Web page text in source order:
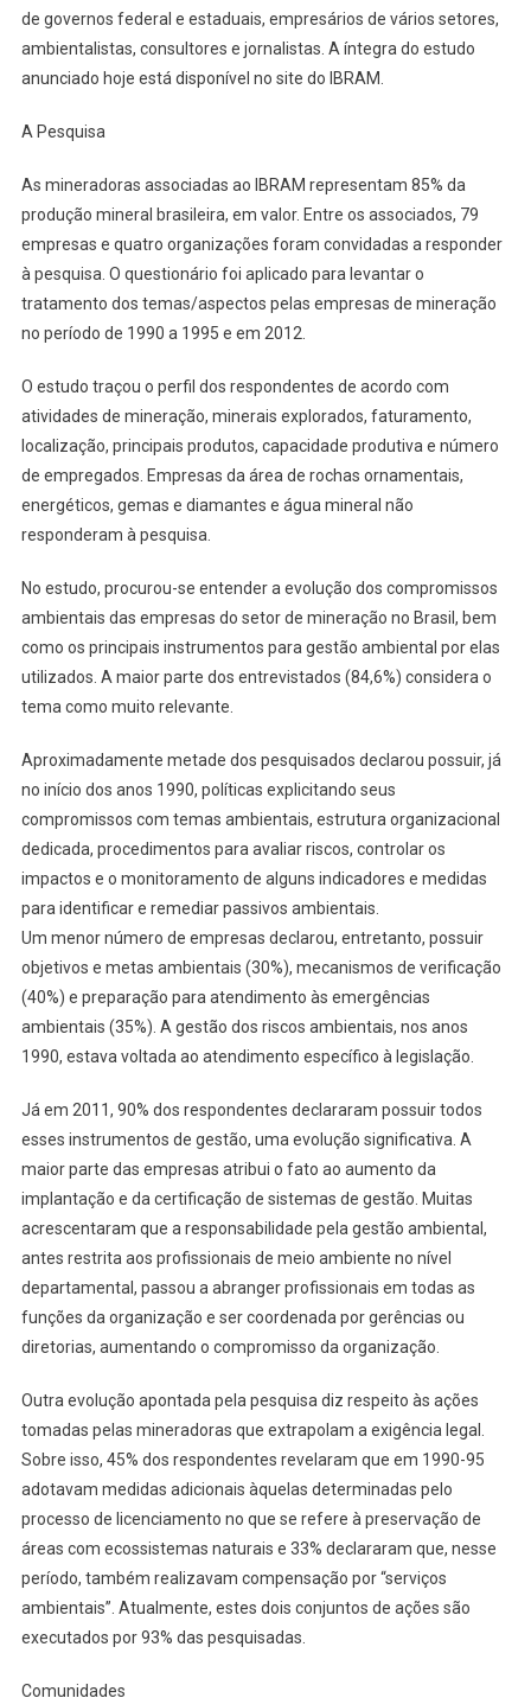
de governos federal e estaduais, empresários de vários setores,
ambientalistas, consultores e jornalistas. A íntegra do estudo
anunciado hoje está disponível no site do IBRAM.
A Pesquisa
As mineradoras associadas ao IBRAM representam 85% da
produção mineral brasileira, em valor. Entre os associados, 79
empresas e quatro organizações foram convidadas a responder
à pesquisa. O questionário foi aplicado para levantar o
tratamento dos temas/aspectos pelas empresas de mineração
no período de 1990 a 1995 e em 2012.
O estudo traçou o perfil dos respondentes de acordo com
atividades de mineração, minerais explorados, faturamento,
localização, principais produtos, capacidade produtiva e número
de empregados. Empresas da área de rochas ornamentais,
energéticos, gemas e diamantes e água mineral não
responderam à pesquisa.
No estudo, procurou-se entender a evolução dos compromissos
ambientais das empresas do setor de mineração no Brasil, bem
como os principais instrumentos para gestão ambiental por elas
utilizados. A maior parte dos entrevistados (84,6%) considera o
tema como muito relevante.
Aproximadamente metade dos pesquisados declarou possuir, já
no início dos anos 1990, políticas explicitando seus
compromissos com temas ambientais, estrutura organizacional
dedicada, procedimentos para avaliar riscos, controlar os
impactos e o monitoramento de alguns indicadores e medidas
para identificar e remediar passivos ambientais.
Um menor número de empresas declarou, entretanto, possuir
objetivos e metas ambientais (30%), mecanismos de verificação
(40%) e preparação para atendimento às emergências
ambientais (35%). A gestão dos riscos ambientais, nos anos
1990, estava voltada ao atendimento específico à legislação.
Já em 2011, 90% dos respondentes declararam possuir todos
esses instrumentos de gestão, uma evolução significativa. A
maior parte das empresas atribui o fato ao aumento da
implantação e da certificação de sistemas de gestão. Muitas
acrescentaram que a responsabilidade pela gestão ambiental,
antes restrita aos profissionais de meio ambiente no nível
departamental, passou a abranger profissionais em todas as
funções da organização e ser coordenada por gerências ou
diretorias, aumentando o compromisso da organização.
Outra evolução apontada pela pesquisa diz respeito às ações
tomadas pelas mineradoras que extrapolam a exigência legal.
Sobre isso, 45% dos respondentes revelaram que em 1990-95
adotavam medidas adicionais àquelas determinadas pelo
processo de licenciamento no que se refere à preservação de
áreas com ecossistemas naturais e 33% declararam que, nesse
período, também realizavam compensação por “serviços
ambientais”. Atualmente, estes dois conjuntos de ações são
executados por 93% das pesquisadas.
Comunidades